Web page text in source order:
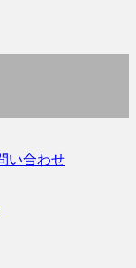
い合わせ